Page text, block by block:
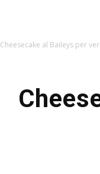
Cheesecake al Baileys per